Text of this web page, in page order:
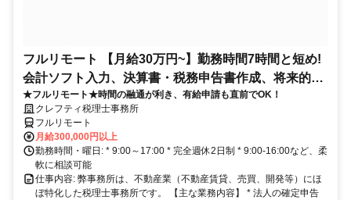
フルリモート 【月給30万円~】勤務時間7時間と短め!
会計ソフト入力、決算書・税務申告書作成、将来的に
決算説明も
★フルリモート★時間の融通が利き、有給申請も直前でOK！
クレフティ税理士事務所
フルリモート
月給300,000円以上
勤務時間・曜日: * 9:00～17:00 * 完全週休2日制 * 9:00-16:00など、柔
軟に相談可能
仕事内容: 弊事務所は、不動産業（不動産賃貸、売買、開発等）にほ
ぼ特化した税理士事務所です。 【主な業務内容】 * 法人の確定申告